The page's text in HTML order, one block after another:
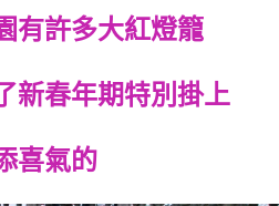
有許多大紅燈籠
新春年期特別掛上
喜氣的